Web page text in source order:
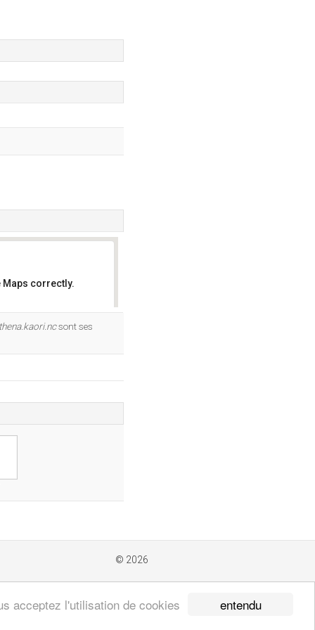
entendu
acceptez l'utilisation de cookies
Maps correctly.
sont ses
© 2026